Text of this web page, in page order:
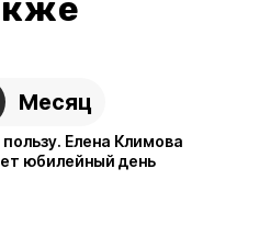
Месяц
Елена Климова
юбилейный день